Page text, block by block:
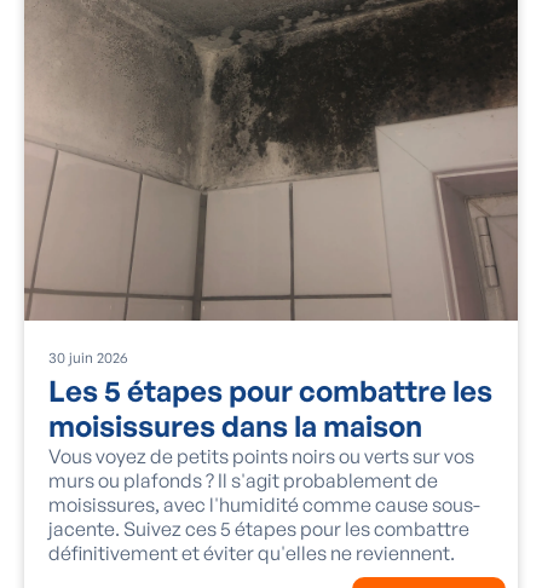
30 juin 2026
Les 5 étapes pour combattre les
moisissures dans la maison
Vous voyez de petits points noirs ou verts sur vos
murs ou plafonds ? Il s'agit probablement de
moisissures, avec l'humidité comme cause sous-
jacente. Suivez ces 5 étapes pour les combattre
définitivement et éviter qu'elles ne reviennent.